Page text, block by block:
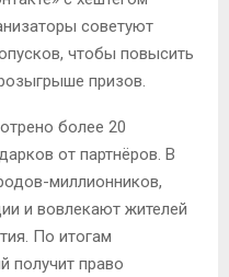
советуют
чтобы повысить
призов.
более 20
от партнёров. В
миллионников,
и вовлекают жителей
По итогам
получит право